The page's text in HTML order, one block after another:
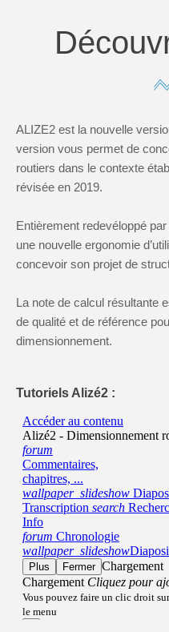
ALIZE2 est la nouvelle
version vous permet de
routiers dans le contexte
révisée en 2019.
Entièrement redevéloppé
une nouvelle ergonomie
concevoir son projet de
La note de calcul résultante
de qualité et de référence
dimensionnement.
Tutoriels Alizé2 :